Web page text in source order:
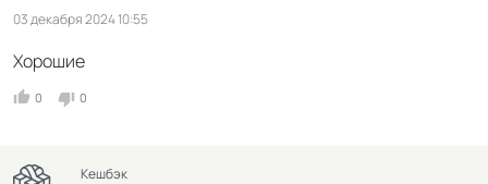
03 декабря 2024 10:55
Хорошие
0 0
Кешбэк